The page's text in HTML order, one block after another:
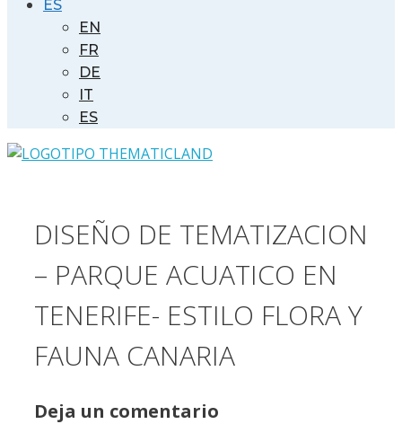
ES
EN
FR
DE
IT
ES
DISEÑO DE TEMATIZACION
– PARQUE ACUATICO EN
TENERIFE- ESTILO FLORA Y
FAUNA CANARIA
Deja un comentario